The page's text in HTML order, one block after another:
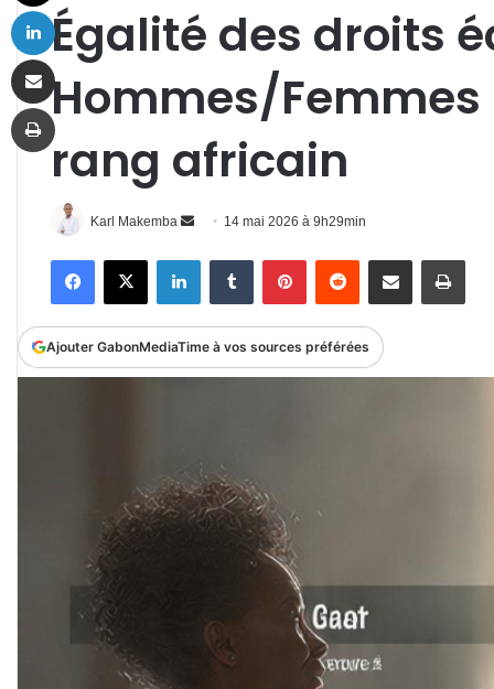
Égalité des droits
Hommes/Femmes
rang africain
Karl Makemba
Envoyer
courriel
14 mai 2026 à 9h29min
FacebookX LinkedinTumblr PinterestReddit Partager par email
Ajouter GabonMediaTime à vos sources préférées
Linkedin
Partager par email
Imprimer